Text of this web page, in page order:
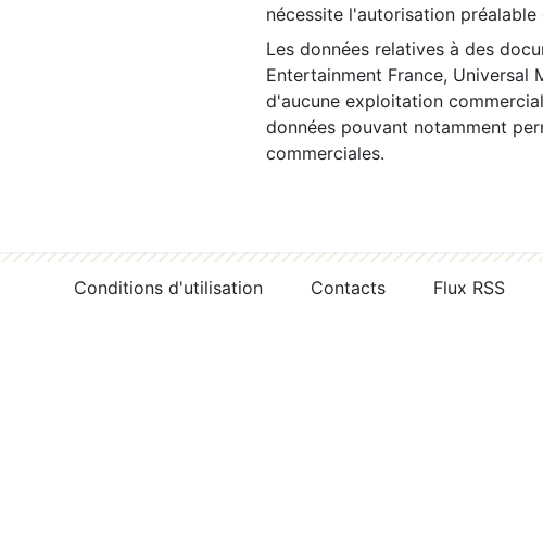
nécessite l'autorisation préalable
Les données relatives à des
Entertainment France, Universal
d'aucune exploitation
données pouvant notamment
commerciales.
Conditions d'utilisation Contacts Flux RSS